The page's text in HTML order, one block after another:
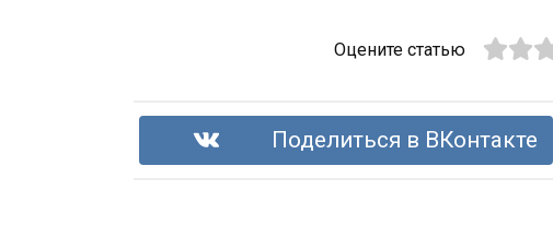
Оцените статью
Поделиться в ВКонтакте